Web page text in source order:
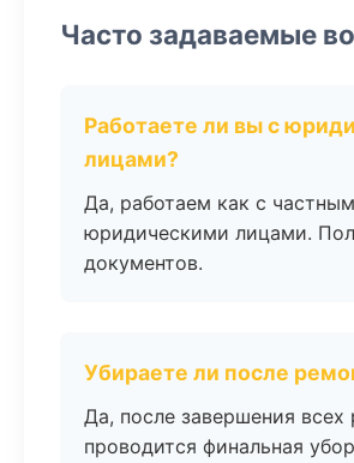
Часто задаваемые
Работаете ли вы с
лицами?
Да, работаем как с
юридическими лицами.
документов.
Убираете ли после
Да, после завершения всех
проводится финальная